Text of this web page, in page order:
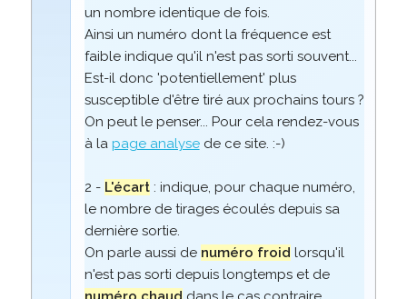
un nombre identique de fois.
Ainsi un numéro dont la fréquence est
faible indique qu'il n'est pas sorti souvent...
Est-il donc 'potentiellement' plus
susceptible d'être tiré aux prochains tours ?
On peut le penser... Pour cela rendez-vous
à la page analysede ce site. :-)
2 - L'écart: indique, pour chaque numéro,
le nombre de tirages écoulés depuis sa
dernière sortie.
On parle aussi de numéro froid lorsqu'il
n'est pas sorti depuis longtemps et de